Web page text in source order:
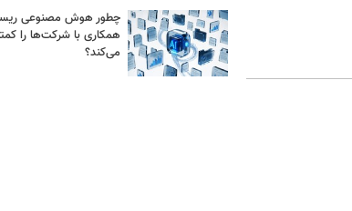
چطور هوش مصنوعی
همکاری با شرکت‌ها را
می‌کند؟